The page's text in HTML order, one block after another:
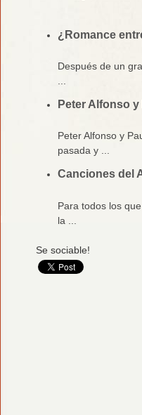
¿Romance
Después de un
...
Peter Alfonso
Peter Alfonso y
pasada y ...
Canciones del
Para todos los
la ...
Se sociable!